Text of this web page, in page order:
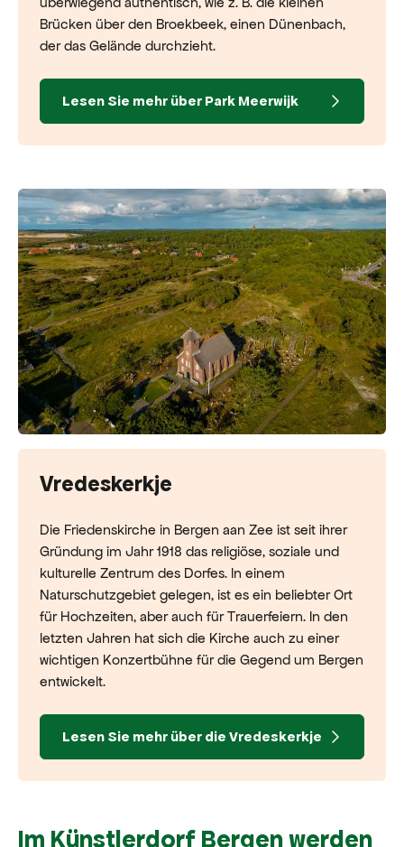
Brücken über den Broekbeek, einen Dünenbach,
der das Gelände durchzieht.
Lesen Sie mehr über Park Meerwijk
Vredeskerkje
Die Friedenskirche in Bergen aan Zee ist seit ihrer
Gründung im Jahr 1918 das religiöse, soziale und
kulturelle Zentrum des Dorfes. In einem
Naturschutzgebiet gelegen, ist es ein beliebter Ort
für Hochzeiten, aber auch für Trauerfeiern. In den
letzten Jahren hat sich die Kirche auch zu einer
wichtigen Konzertbühne für die Gegend um Bergen
entwickelt.
Lesen Sie mehr über die Vredeskerkje
Im Künstlerdorf Bergen werden